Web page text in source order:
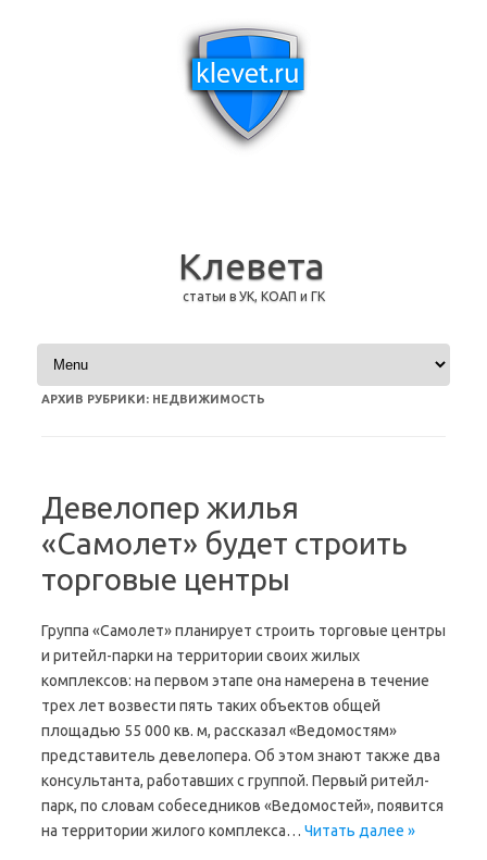
Клевета
статьи в УК, КОАП и ГК
Перейти к содержимому
АРХИВ РУБРИКИ: НЕДВИЖИМОСТЬ
Девелопер жилья
«Самолет» будет строить
торговые центры
Группа «Самолет» планирует строить торговые центры
и ритейл-парки на территории своих жилых
комплексов: на первом этапе она намерена в течение
трех лет возвести пять таких объектов общей
площадью 55 000 кв. м, рассказал «Ведомостям»
представитель девелопера. Об этом знают также два
консультанта, работавших с группой. Первый ритейл-
парк, по словам собеседников «Ведомостей», появится
на территории жилого комплекса… Читать далее »